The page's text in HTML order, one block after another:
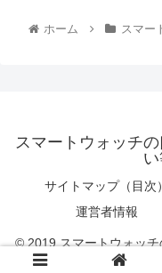
ホーム スマー
スマートウォッチ
サイトマップ（目次）
運営者情報
© 2019 スマートウォッ